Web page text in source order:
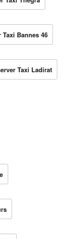
Taxi Bannes 46
Taxi Ladirat